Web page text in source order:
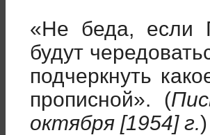
«Не беда, если
будут
подчеркнуть
прописной». (
октября [1954] г.)